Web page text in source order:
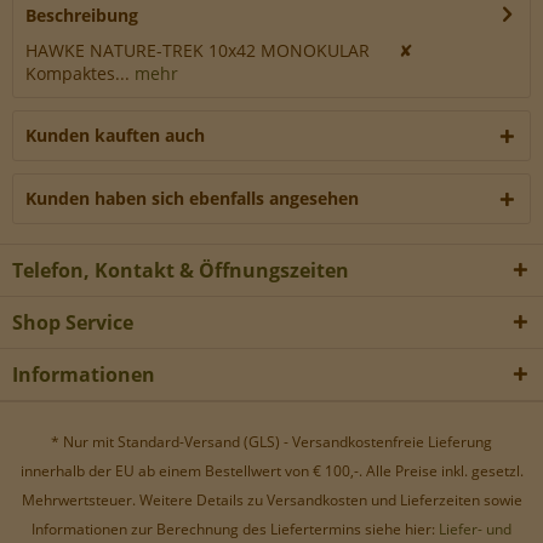
Werbe-Cookies, um Werbekampagnen zu steuern.
Beschreibung
HAWKE NATURE-TREK 10x42 MONOKULAR ✘
Kompaktes... mehr
Kunden kauften auch
Kunden haben sich ebenfalls angesehen
Telefon, Kontakt & Öffnungszeiten
Shop Service
Informationen
* Nur mit Standard-Versand (GLS) - Versandkostenfreie Lieferung
innerhalb der EU ab einem Bestellwert von € 100,-. Alle Preise inkl. gesetzl.
Mehrwertsteuer. Weitere Details zu Versandkosten und Lieferzeiten sowie
Informationen zur Berechnung des Liefertermins siehe hier: Liefer- und